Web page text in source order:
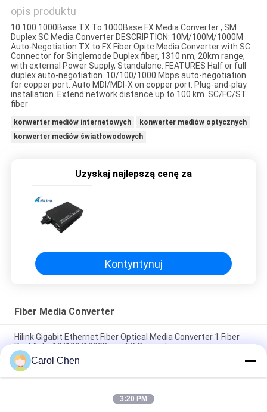
PRYWATNOŚCI
opis produktu
10 100 1000Base TX To 1000Base FX Media Converter , SM
Duplex SC Media Converter DESCRIPTION: 10M/100M/1000M
Auto-Negotiation TX to FX Fiber Opitc Media Converter with SC
Connector for Singlemode Duplex fiber, 1310 nm, 20km range,
with external Power Supply, Standalone. FEATURES Half or full
duplex auto-negotiation. 10/100/1000 Mbps auto-negotiation
for copper port. Auto MDI/MDI-X on copper port. Plug-and-play
installation. Extend network distance up to 100 km. SC/FC/ST
fiber
konwerter mediów internetowych
konwerter mediów optycznych
konwerter mediów światłowodowych
Uzyskaj najlepszą cenę za
Kontyntynuj
Fiber Media Converter
Hilink Gigabit Ethernet Fiber Optical Media Converter 1 Fiber
Port & 4 x 10/100/1000Base TX Converter
Hilink 4-port 10/100/1000BASE-TX+1000Base-FX
Przemysłowy przełącznik Ethernet
Bidi WDM pojedynczy konwerter nośnika światłowodowego
Carol Chen
3:20 PM